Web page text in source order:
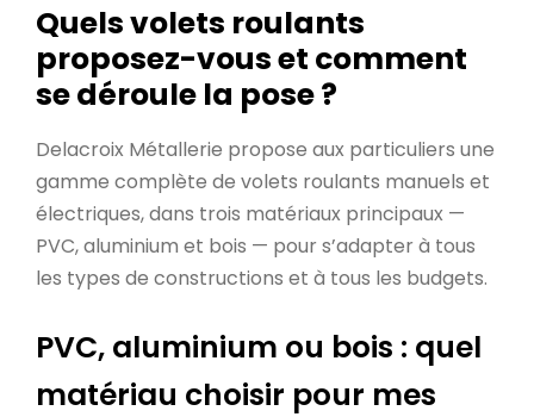
Quels volets roulants
proposez-vous et comment
se déroule la pose ?
Delacroix Métallerie propose aux particuliers une
gamme complète de volets roulants manuels et
électriques, dans trois matériaux principaux —
PVC, aluminium et bois — pour s’adapter à tous
les types de constructions et à tous les budgets.
PVC, aluminium ou bois : quel
matériau choisir pour mes